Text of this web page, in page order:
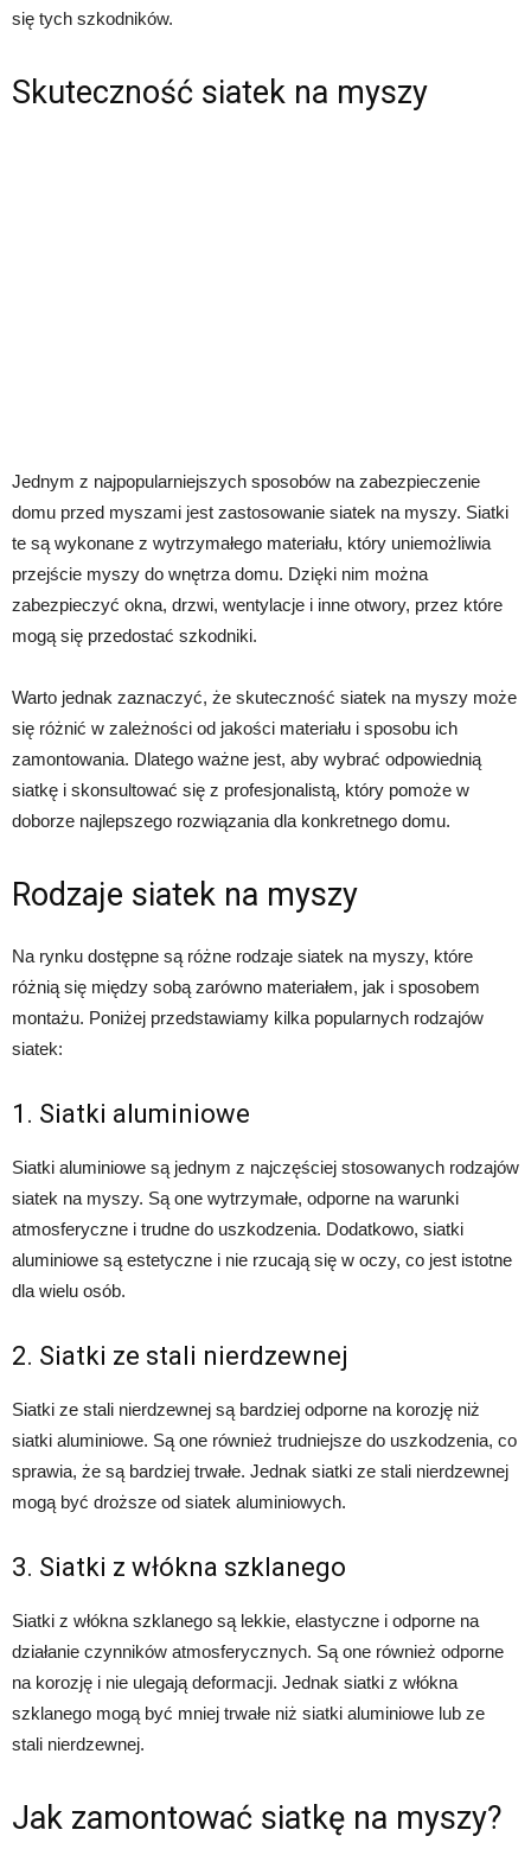
się tych szkodników.
Skuteczność siatek na myszy
Jednym z najpopularniejszych sposobów na zabezpieczenie
domu przed myszami jest zastosowanie siatek na myszy. Siatki
te są wykonane z wytrzymałego materiału, który uniemożliwia
przejście myszy do wnętrza domu. Dzięki nim można
zabezpieczyć okna, drzwi, wentylacje i inne otwory, przez które
mogą się przedostać szkodniki.
Warto jednak zaznaczyć, że skuteczność siatek na myszy może
się różnić w zależności od jakości materiału i sposobu ich
zamontowania. Dlatego ważne jest, aby wybrać odpowiednią
siatkę i skonsultować się z profesjonalistą, który pomoże w
doborze najlepszego rozwiązania dla konkretnego domu.
Rodzaje siatek na myszy
Na rynku dostępne są różne rodzaje siatek na myszy, które
różnią się między sobą zarówno materiałem, jak i sposobem
montażu. Poniżej przedstawiamy kilka popularnych rodzajów
siatek:
1. Siatki aluminiowe
Siatki aluminiowe są jednym z najczęściej stosowanych rodzajów
siatek na myszy. Są one wytrzymałe, odporne na warunki
atmosferyczne i trudne do uszkodzenia. Dodatkowo, siatki
aluminiowe są estetyczne i nie rzucają się w oczy, co jest istotne
dla wielu osób.
2. Siatki ze stali nierdzewnej
Siatki ze stali nierdzewnej są bardziej odporne na korozję niż
siatki aluminiowe. Są one również trudniejsze do uszkodzenia, co
sprawia, że są bardziej trwałe. Jednak siatki ze stali nierdzewnej
mogą być droższe od siatek aluminiowych.
3. Siatki z włókna szklanego
Siatki z włókna szklanego są lekkie, elastyczne i odporne na
działanie czynników atmosferycznych. Są one również odporne
na korozję i nie ulegają deformacji. Jednak siatki z włókna
szklanego mogą być mniej trwałe niż siatki aluminiowe lub ze
stali nierdzewnej.
Jak zamontować siatkę na myszy?